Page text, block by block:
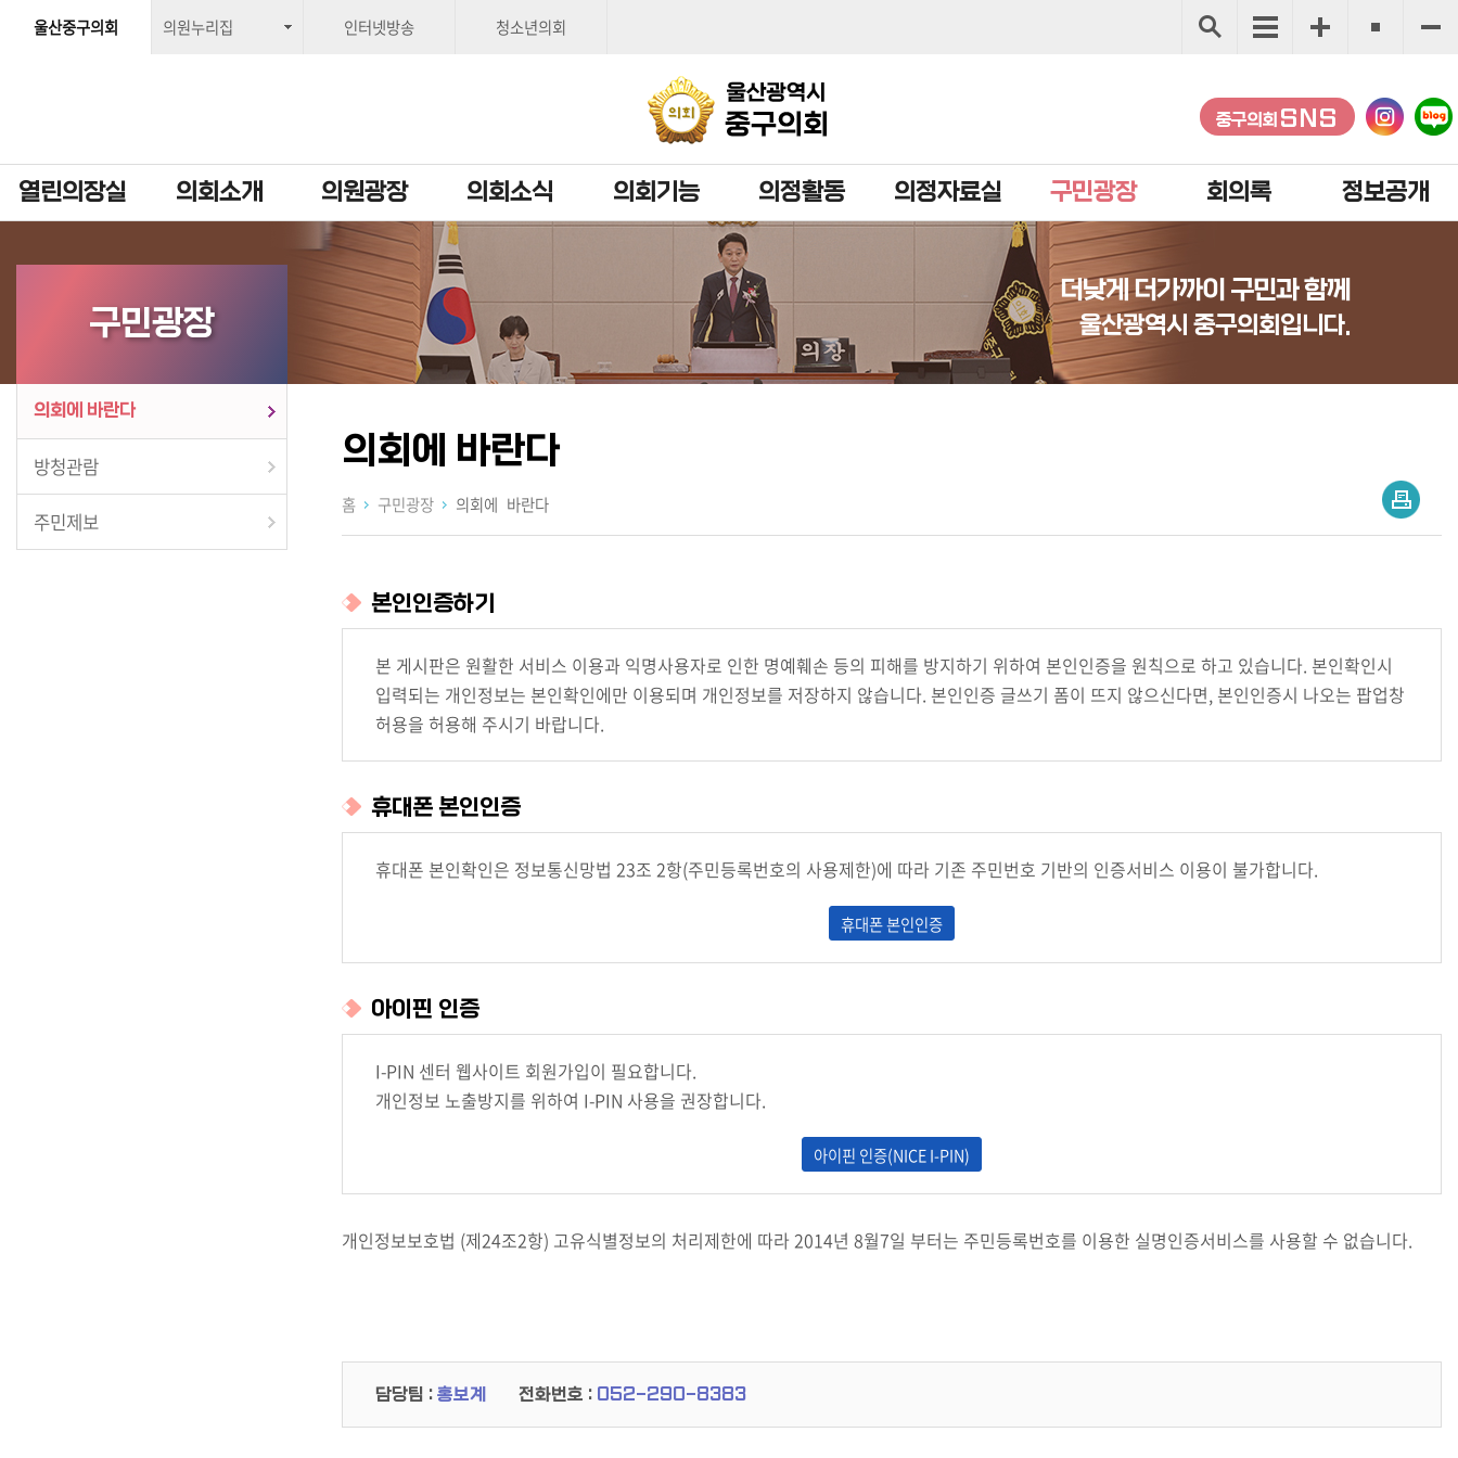
울산중구의회 의원누리집 인터넷방송 청소년의회
열린의장실 의회소개 의원광장 의회소식 의회기능 의정활동 의정자료실 구민광장 회의록 정보공개
중구의회 SNS
더낮게 더가까이 구민과 함께
울산광역시 중구의회입니다.
구민광장
의회에 바란다
방청관람
주민제보
홈 구민광장 의회에 바란다
의회에 바란다
본인인증하기
본 게시판은 원활한 서비스 이용과 익명사용자로 인한 명예훼손 등의 피해를 방지하기 위하여 본인인증을 원칙으로 하고 있습니다. 본인확인시
입력되는 개인정보는 본인확인에만 이용되며 개인정보를 저장하지 않습니다. 본인인증 글쓰기 폼이 뜨지 않으신다면, 본인인증시 나오는 팝업창
허용을 허용해 주시기 바랍니다.
휴대폰 본인인증
휴대폰 본인확인은 정보통신망법 23조 2항(주민등록번호의 사용제한)에 따라 기존 주민번호 기반의 인증서비스 이용이 불가합니다.
휴대폰 본인인증
아이핀 인증
I-PIN 센터 웹사이트 회원가입이 필요합니다.
개인정보 노출방지를 위하여 I-PIN 사용을 권장합니다.
아이핀 인증(NICE I-PIN)
개인정보보호법 (제24조2항) 고유식별정보의 처리제한에 따라2014년 8월7일 부터는 주민등록번호를 이용한 실명인증서비스를 사용할 수 없습니다.
담당팀 : 홍보계 전화번호 : 052-290-8383